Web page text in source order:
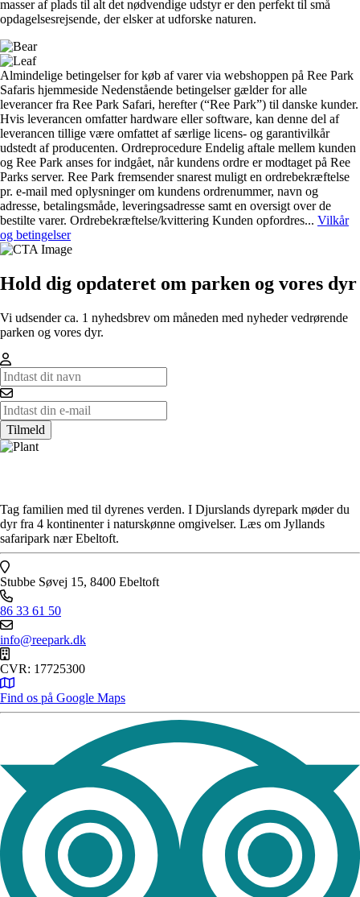
masser af plads til alt det nødvendige udstyr er den perfekt til små
opdagelsesrejsende, der elsker at udforske naturen.
Almindelige betingelser for køb af varer via webshoppen på Ree Park
Safaris hjemmeside Nedenstående betingelser gælder for alle
leverancer fra Ree Park Safari, herefter (“Ree Park”) til danske kunder.
Hvis leverancen omfatter hardware eller software, kan denne del af
leverancen tillige være omfattet af særlige licens- og garantivilkår
udstedt af producenten. Ordreprocedure Endelig aftale mellem kunden
og Ree Park anses for indgået, når kundens ordre er modtaget på Ree
Parks server. Ree Park fremsender snarest muligt en ordrebekræftelse
pr. e-mail med oplysninger om kundens ordrenummer, navn og
adresse, betalingsmåde, leveringsadresse samt en oversigt over de
bestilte varer. Ordrebekræftelse/kvittering Kunden opfordres... Vilkår
og betingelser
Hold dig opdateret om parken og vores dyr
Vi udsender ca. 1 nyhedsbrev om måneden med nyheder vedrørende
parken og vores dyr.
Tilmeld
Tag familien med til dyrenes verden. I Djurslands dyrepark møder du
dyr fra 4 kontinenter i naturskønne omgivelser. Læs om Jyllands
safaripark nær Ebeltoft.
Stubbe Søvej 15, 8400 Ebeltoft
86 33 61 50
info@reepark.dk
CVR: 17725300
Find os på Google Maps